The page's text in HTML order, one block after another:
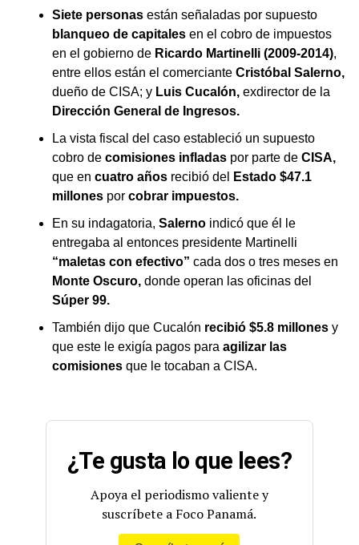
Siete personas están señaladas por supuesto
blanqueo de capitales en el cobro de impuestos
en el gobierno de Ricardo Martinelli (2009-2014),
entre ellos están el comerciante Cristóbal Salerno,
dueño de CISA; y Luis Cucalón, exdirector de la
Dirección General de Ingresos.
La vista fiscal del caso estableció un supuesto
cobro de comisiones infladas por parte de CISA,
que en cuatro años recibió del Estado $47.1
millones por cobrar impuestos.
En su indagatoria, Salerno indicó que él le
entregaba al entonces presidente Martinelli
“maletas con efectivo” cada dos o tres meses en
Monte Oscuro, donde operan las oficinas del
Súper 99.
También dijo que Cucalón recibió $5.8 millones y
que este le exigía pagos para agilizar las
comisiones que le tocaban a CISA.
¿Te gusta lo que lees?
Apoya el periodismo valiente y
suscríbete a Foco Panamá.